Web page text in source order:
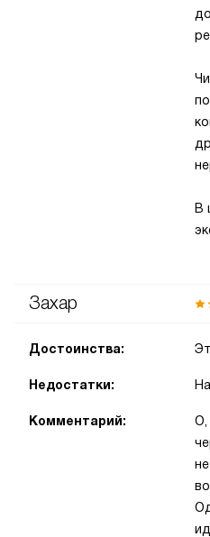
В
Захар
Достоинства:
Недостатки:
Комментарий:
О,